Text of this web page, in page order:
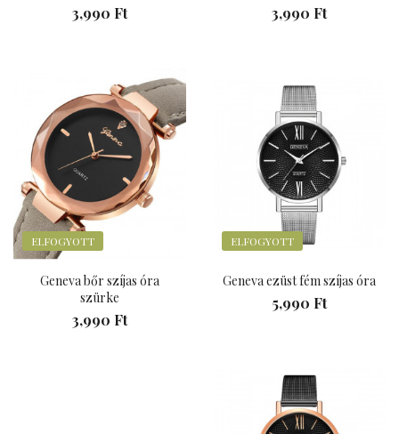
3,990 Ft 3,990 Ft
ELFOGYOTT
Geneva bőr szíjas óra
szürke
3,990 Ft
ELFOGYOTT
Geneva ezüst fém szíjas óra
5,990 Ft